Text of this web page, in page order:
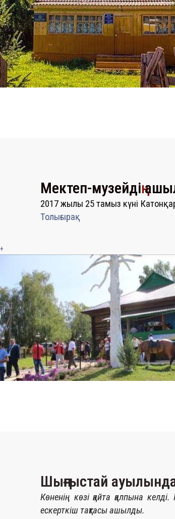
Мектеп-музейдің
2017 жылы 25 тамыз күні
Толығырақ
+
Шыңғыстай
Көненің көзі қайта қалпына
ескерткіш тақтасы ашылды.